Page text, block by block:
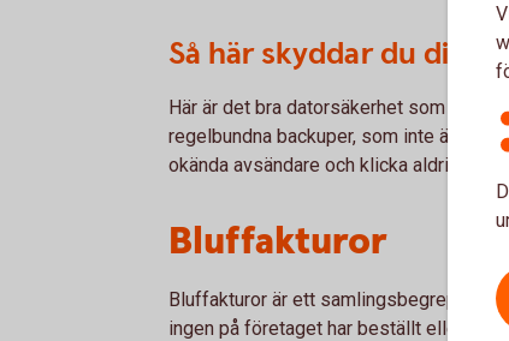
Så här skyddar du dig:
Här är det bra datorsäkerhet som gäller.
regelbundna backuper, som inte är
okända avsändare och klicka aldrig på
Bluffakturor
Bluffakturor är ett samlingsbegrepp för
ingen på företaget har beställt eller fått